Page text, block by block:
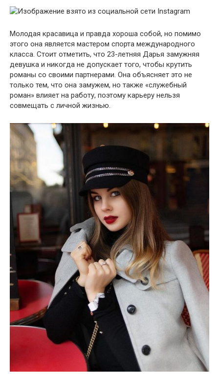
Молодая красавица и правда хороша собой, но помимо
этого она является мастером спорта международного
класса. Стоит отметить, что 23-летняя Дарья замужняя
девушка и никогда не допускает того, чтобы крутить
романы со своими партнерами. Она объясняет это не
только тем, что она замужем, но также «служебный
роман» влияет на работу, поэтому карьеру нельзя
совмещать с личной жизнью.